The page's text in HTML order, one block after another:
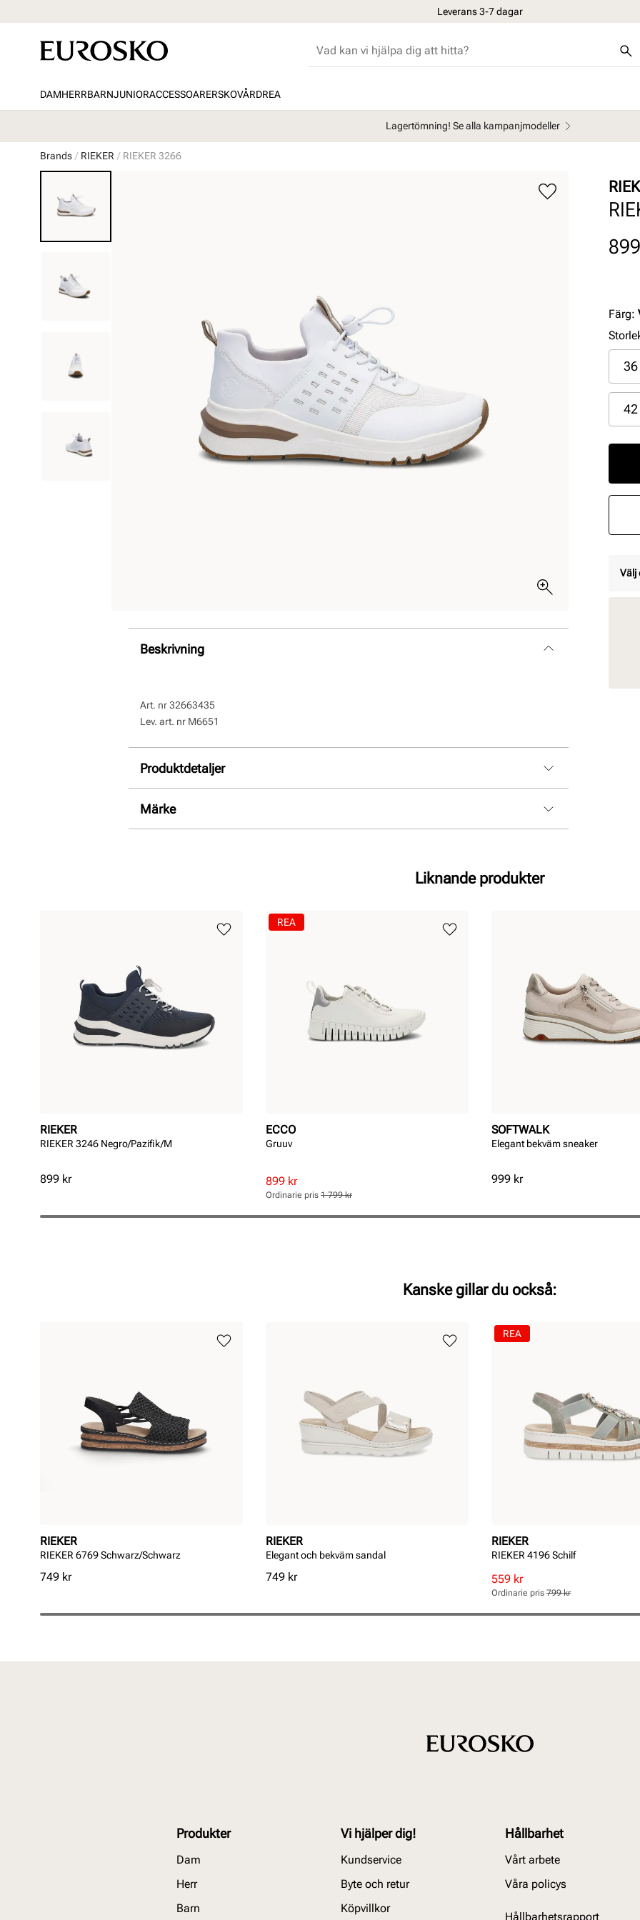
Leverans 3-7 dagar
DAMHERRBARNJUNIORACCESSOARERSKOVÅRDREA
Lagertömning! Se alla kampanjmodeller
Brands RIEKER RIEKER 3266
Beskrivning
Art. nr32663435
Lev. art. nr M6651
Produktdetaljer
:45 mm
Märke
Pris
Färg:
36
42
Välj
Liknande produkter
RIEKER
RIEKER 3246 Negro/Pazifik/M
Pris
899 kr
ECCO
Gruuv
Rabatterat
pris
Pris
899 kr
Ordinarie
pris
Pris
Ordinarie pris 1 799 kr
REA
SOFTWALK
Elegant bekväm sneaker
Pris
999 kr
Kanske gillar du också:
RIEKER
RIEKER 6769 Schwarz/Schwarz
Pris
749 kr
RIEKER
Elegant och bekväm sandal
Pris
749 kr
RIEKER
RIEKER 4196 Schilf
Rabatterat
pris
Pris
559 kr
Ordinarie
pris
Pris
Ordinarie pris 799 kr
REA
Produkter
Dam
Herr
Barn
Vi hjälper dig!
Kundservice
Byte och retur
Köpvillkor
Hållbarhet
Vårt arbete
Våra policys
Hållbarhetsrapport